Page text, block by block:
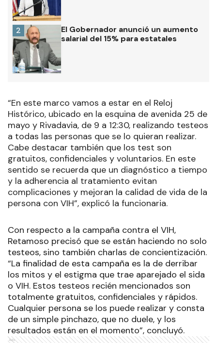
El Gobernador anunció un aumento
salarial del 15% para estatales
2
“En este marco vamos a estar en el Reloj
Histórico, ubicado en la esquina de avenida 25 de
mayo y Rivadavia, de 9 a 12:30, realizando testeos
a todas las personas que se lo quieran realizar.
Cabe destacar también que los test son
gratuitos, confidenciales y voluntarios. En este
sentido se recuerda que un diagnóstico a tiempo
y la adherencia al tratamiento evitan
complicaciones y mejoran la calidad de vida de la
persona con VIH”, explicó la funcionaria.
Con respecto a la campaña contra el VIH,
Retamoso precisó que se están haciendo no solo
testeos, sino también charlas de concientización.
“La finalidad de esta campaña es la de derribar
los mitos y el estigma que trae aparejado el sida
o VIH. Estos testeos recién mencionados son
totalmente gratuitos, confidenciales y rápidos.
Cualquier persona se los puede realizar y consta
de un simple pinchazo, que no duele, y los
resultados están en el momento”, concluyó.
Ads